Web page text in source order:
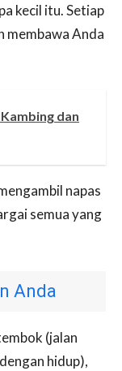
kecil itu. Setiap
membawa Anda
dan
napas
semua yang
Anda
(jalan
hidup),